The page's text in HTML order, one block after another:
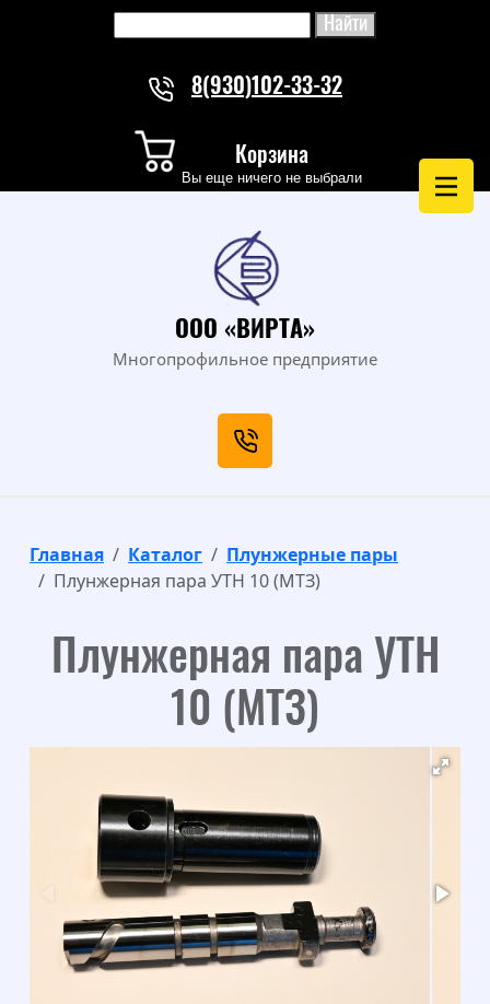
8(930)102-33-32
Корзина
Вы еще ничего не выбрали
ООО «ВИРТА»
Многопрофильное предприятие
Главная Каталог
Плунжерные пары
Плунжерная пара УТН 10 (МТЗ)
Плунжерная пара УТН
10 (МТЗ)